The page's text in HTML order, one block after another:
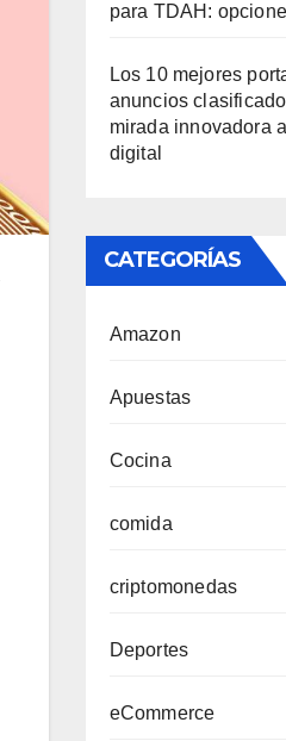
para TDAH:
Los 10 mejores
anuncios
mirada innovadora
digital
CATEGORÍAS
Amazon
Apuestas
Cocina
comida
criptomonedas
Deportes
eCommerce